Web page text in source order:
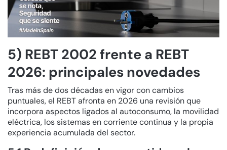
5) REBT 2002 frente a REBT
2026: principales novedades
Tras más de dos décadas en vigor con cambios
puntuales, el REBT afronta en 2026 una revisión que
incorpora aspectos ligados al autoconsumo, la movilidad
eléctrica, los sistemas en corriente continua y la propia
experiencia acumulada del sector.